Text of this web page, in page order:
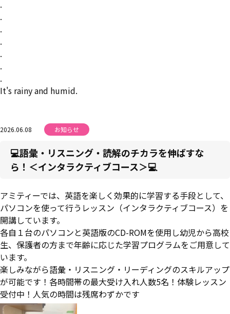
.
.
.
.
.
.
.
It's rainy and humid.
2026.06.08 お知らせ
💻語彙・リスニング・読解のチカラを伸ばすな
ら！＜インタラクティブコース＞💻
アミティーでは、英語を楽しく効果的に学習する手段として、
パソコンを使って行うレッスン（インタラクティブコース）を
開講しています。
各自１台のパソコンと英語版のCD-ROMを使用し幼児から高校
生、保護者の方まで年齢に応じた学習プログラムをご用意して
います。
楽しみながら語彙・リスニング・リーディングのスキルアップ
が可能です！各時間帯の最大受け入れ人数5名！体験レッスン
受付中！人気の時間は残席わずかです